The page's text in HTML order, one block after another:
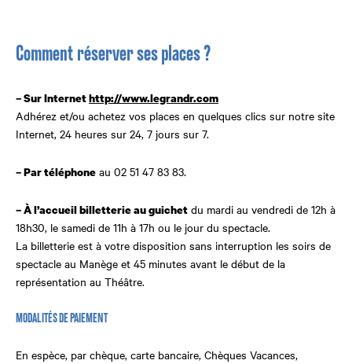
Comment réserver ses places ?
– Sur Internethttp://www.legrandr.com
Adhérez et/ou achetez vos places en quelques clics sur notre site
Internet, 24 heures sur 24, 7 jours sur 7.
– Par téléphone au 02 51 47 83 83.
– À l’accueil billetterie au guichet du mardi au vendredi de 12h à
18h30, le samedi de 11h à 17h ou le jour du spectacle.
La billetterie est à votre disposition sans interruption les soirs de
spectacle au Manège et 45 minutes avant le début de la
représentation au Théâtre.
MODALITÉS DE PAIEMENT
En espèce, par chèque, carte bancaire, Chèques Vacances,